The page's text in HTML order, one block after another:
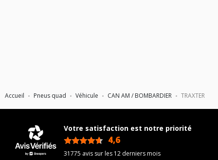
Accueil Pneus quad Véhicule CAN AM / BOMBARDIER TRAXTER
Votre satisfaction est notre priorité
4,6
31775 avis sur les 12 derniers mois